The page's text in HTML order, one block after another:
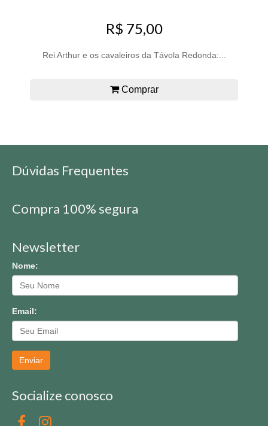
R$ 75,00
Rei Arthur e os cavaleiros da Távola Redonda:...
Comprar
Dúvidas Frequentes
Compra 100% segura
Newsletter
Nome:
Email:
Enviar
Socialize conosco